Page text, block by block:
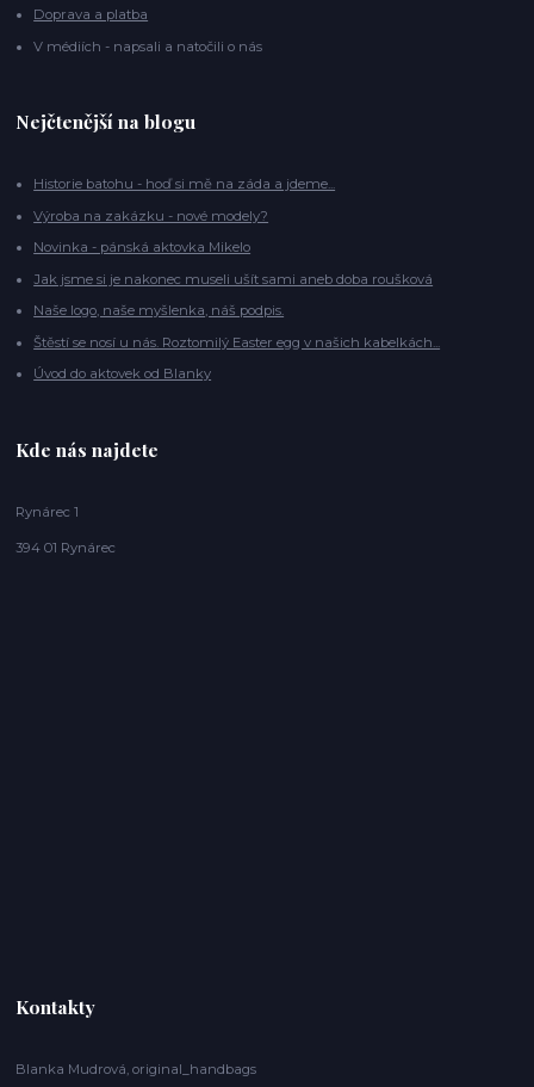
Doprava a platba
V médiích - napsali a natočili o nás
Nejčtenější na blogu
Historie batohu - hoď si mě na záda a jdeme...
Výroba na zakázku - nové modely?
Novinka - pánská aktovka Mikelo
Jak jsme si je nakonec museli ušít sami aneb doba roušková
Naše logo, naše myšlenka, náš podpis.
Štěstí se nosí u nás. Roztomilý Easter egg v našich kabelkách...
Úvod do aktovek od Blanky
Kde nás najdete
Rynárec 1
394 01 Rynárec
Kontakty
Blanka Mudrová, original_handbags